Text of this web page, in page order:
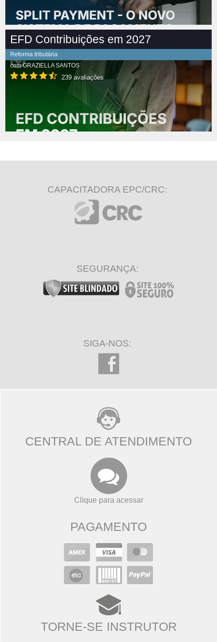
EFD Contribuições em 2027
Reforma tributária
comGRAZIELLA SANTOS
239 avaliações
CAPACITADORA EPC/CRC:
SEGURANÇA:
SIGA-NOS:
CENTRAL DE ATENDIMENTO
Clique para acessar
PAGAMENTO
TORNE-SE INSTRUTOR